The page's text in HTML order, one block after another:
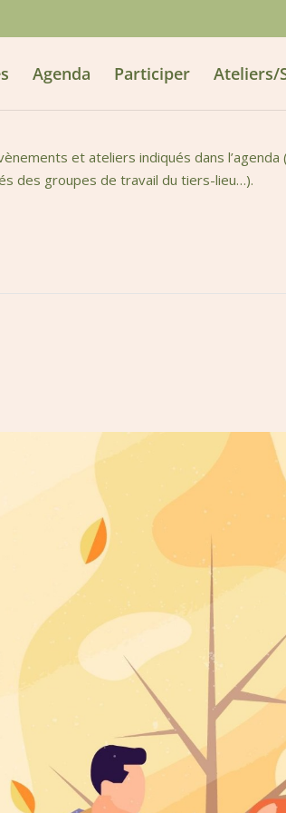
Agenda Participer Ateliers/
et ateliers indiqués dans l’agenda
des groupes de travail du tiers-lieu…).